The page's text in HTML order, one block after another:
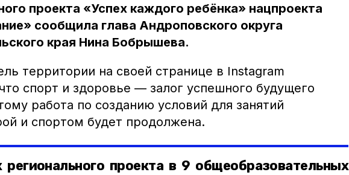
проекта «Успех каждого ребёнка» нацпроекта
сообщила глава Андроповского округа
края Нина Бобрышева.
территории на своей странице в Instagram
спорт и здоровье — залог успешного будущего
работа по созданию условий для занятий
и спортом будет продолжена.
регионального проекта в 9 общеобразовательных